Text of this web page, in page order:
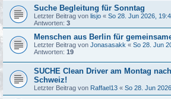
Suche Begleitung für Sonntag
Letzter Beitrag von lisjo « So 28. Jun 2026,
Antworten: 3
Menschen aus Berlin für
Letzter Beitrag von Jonasasakk « So 28. Jun
Antworten: 19
SUCHE Clean Driver am Montag
Schweiz!
Letzter Beitrag von Raffael13 « So 28. Jun